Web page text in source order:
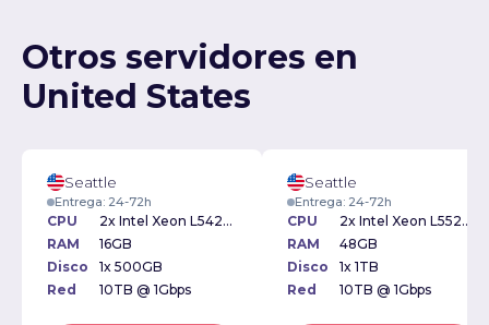
Otros servidores en
United States
Seattle
Entrega: 24-72h
CPU
2x Intel Xeon L5420 2.50GHz
RAM
16GB
Disco
1x 500GB
Red
10TB @ 1Gbps
Seattle
Entrega: 24-72h
CPU
2x Intel Xeon L5520 2.26GHz
RAM
48GB
Disco
1x 1TB
Red
10TB @ 1Gbps